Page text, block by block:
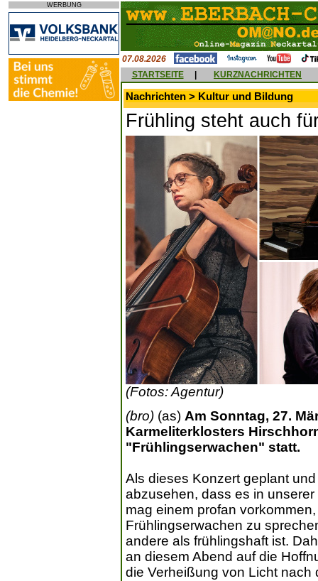
WERBUNG
07.08.2026
STARTSEITE
KURZNACHRICHTEN
Nachrichten > Kultur und Bildung
Frühling steht auch
(Fotos: Agentur)
(bro) (as) Am Sonntag, 27.
Karmeliterklosters
"Frühlingserwachen" statt.
Als dieses Konzert geplant
abzusehen, dass es in
mag einem profan
Frühlingserwachen zu
andere als frühlingshaft ist.
an diesem Abend auf die
die Verheißung von Licht